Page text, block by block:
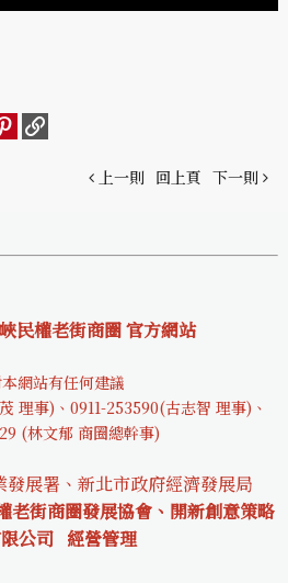
上一則 回上頁 下一則
民權老街商圈 官方網站
網站有任何建議
理事)、0911-253590(古志智 理事)、
9 (林文郁 商圈總幹事)
展署、新北市政府經濟發展局
老街商圈發展協會、開新創意策略
公司 經營管理